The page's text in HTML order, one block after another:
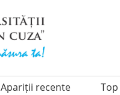
Apariții recente Top